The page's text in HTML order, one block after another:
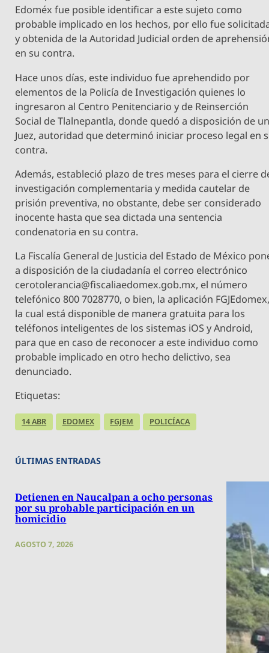
Edoméx fue posible identificar a este sujeto como
probable implicado en los hechos, por ello fue
y obtenida de la Autoridad Judicial orden de
en su contra.
Hace unos días, este individuo fue aprehendido por
elementos de la Policía de Investigación quienes lo
ingresaron al Centro Penitenciario y de Reinserción
Social de Tlalnepantla, donde quedó a disposición de
Juez, autoridad que determinó iniciar proceso legal en
contra.
Además, estableció plazo de tres meses para el cierre
investigación complementaria y medida cautelar de
prisión preventiva, no obstante, debe ser considerado
inocente hasta que sea dictada una sentencia
condenatoria en su contra.
La Fiscalía General de Justicia del Estado de México
a disposición de la ciudadanía el correo electrónico
cerotolerancia@fiscaliaedomex.gob.mx, el número
telefónico 800 7028770, o bien, la aplicación
la cual está disponible de manera gratuita para los
teléfonos inteligentes de los sistemas iOS y Android,
para que en caso de reconocer a este individuo como
probable implicado en otro hecho delictivo, sea
denunciado.
Etiquetas:
14 ABR EDOMEX FGJEM POLICÍACA
ÚLTIMAS ENTRADAS
Detienen en Naucalpan a ocho personas
por su probable participación en un
homicidio
AGOSTO 7, 2026